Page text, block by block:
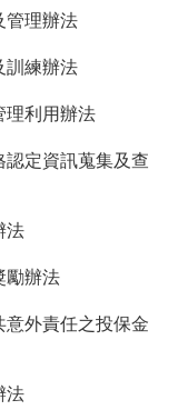
管理辦法
訓練辦法
理利用辦法
認定資訊蒐集及查
法
勵辦法
外責任之投保金
法